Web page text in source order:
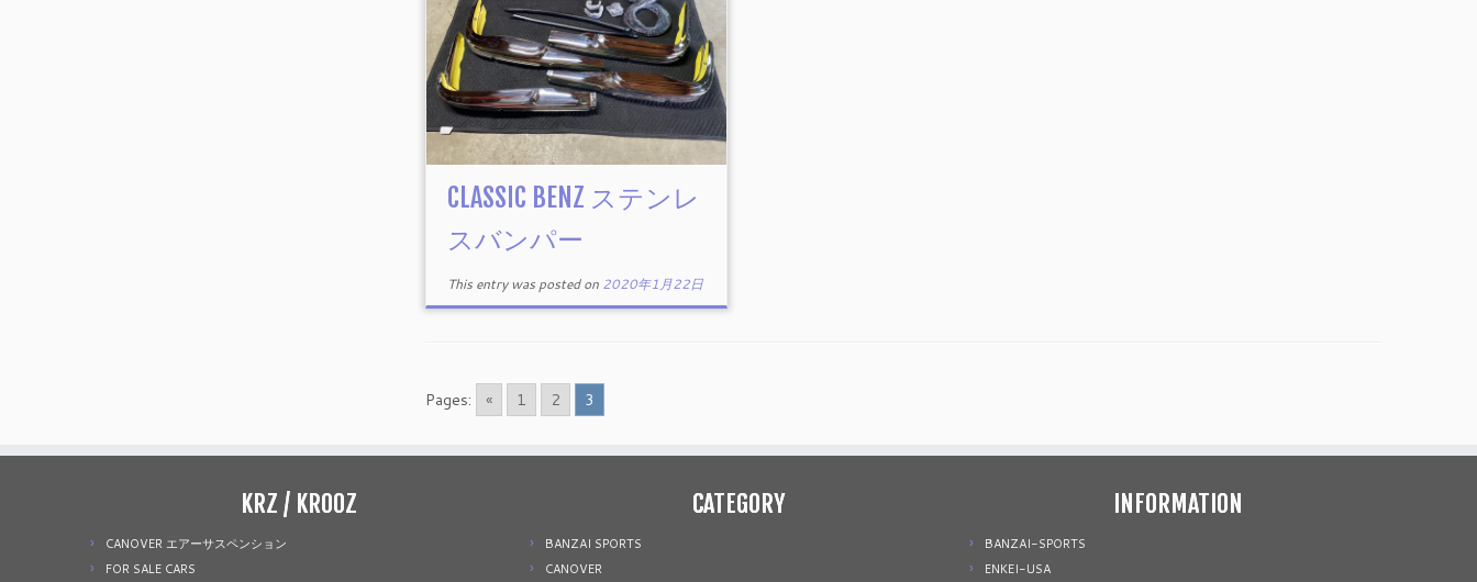
CLASSIC BENZ ステンレ
スバンパー
This entry was posted on 2020年1月22日
Pages: « 1 2 3
KRZ / KROOZ
CANOVER エアーサスペンション
FOR SALE CARS
CATEGORY
BANZAI SPORTS
CANOVER
INFORMATION
BANZAI-SPORTS
ENKEI-USA